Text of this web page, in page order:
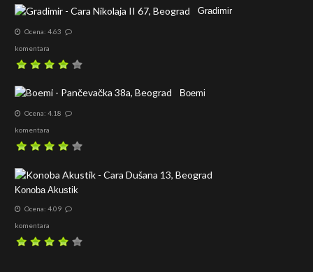
Gradimir
Ocena: 4.63
komentara
Boemi
Ocena: 4.18
komentara
Konoba Akustik
Ocena: 4.09
komentara